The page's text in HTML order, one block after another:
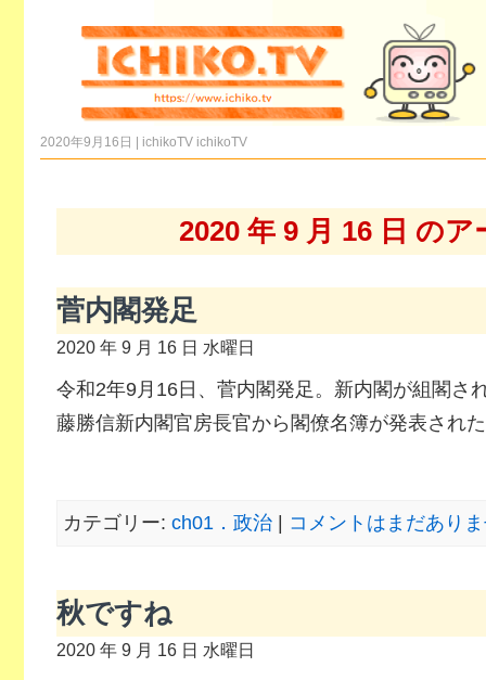
2020年9月16日 | ichikoTV ichikoTV
2020 年 9 月 16 日 のア
菅内閣発足
2020 年 9 月 16 日 水曜日
令和2年9月16日、菅内閣発足。新内閣が組閣さ
藤勝信新内閣官房長官から閣僚名簿が発表され
カテゴリー: ch01．政治| コメントはまだあり
秋ですね
2020 年 9 月 16 日 水曜日